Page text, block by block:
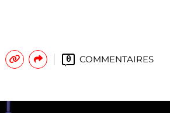
0 COMMENTAIRES